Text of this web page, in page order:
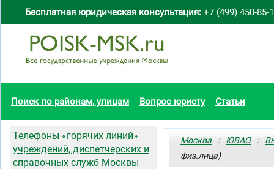
Бесплатная юридическая консультация: +7 (499) 450-85-
Поиск по районам, улицам Вопрос юристу Статьи
Москва : ЮВАО:
физ.лица)
Телефоны «горячих линий»
учреждений, диспетчерских и
справочных служб Москвы